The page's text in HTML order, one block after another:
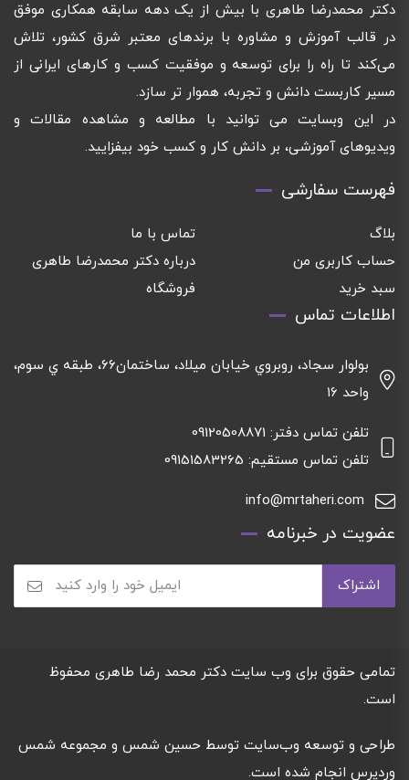
دکتر محمدرضا طاهری با بیش از یک دهه سابقه همکاری موفق
در قالب آموزش و مشاوره با برندهای معتبر شرق کشور، تلاش
می‌کند تا راه را برای توسعه و موفقیت کسب و کارهای ایرانی از
مسیر کاربست دانش و تجربه، هموار تر سازد.
در این وبسایت می توانید با مطالعه و مشاهده مقالات و
ویدیوهای آموزشی، بر دانش کار و کسب خود بیفزایید.
فهرست سفارشی
بلاگ
تماس با ما
حساب کاربری من
درباره دکتر محمدرضا طاهری
سبد خرید
فروشگاه
اطلاعات تماس
بولوار سجاد، روبروي خيابان ميلاد، ساختمان٦٦، طبقه ي سوم،
واحد ١٦
تلفن تماس دفتر: 09120508871
تلفن تماس مستقیم: 09151583265
info@mrtaheri.com
عضویت در خبرنامه
تمامی حقوق برای وب سایت دکتر محمد رضا طاهری محفوظ
است.
طراحی و توسعه وب‌سایت توسط حسین شمس و مجموعه شمس
وردپرس انجام شده است.